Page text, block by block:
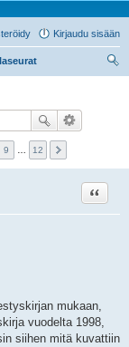
Kirjaudu sisään
9 12
Lainaa
mukaan,
vuodelta 1998,
siihen mitä kuvattiin